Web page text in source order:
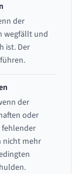
der
wegfällt und
ist. Der
der
oder
fehlender
nicht mehr